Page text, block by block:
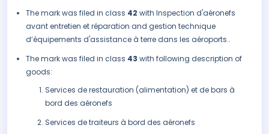
The mark was filed in class 42 with Inspection d'aéronefs
avant entretien et réparation and gestion technique
d’équipements d'assistance à terre dans les aéroports..
The mark was filed in class 43 with following description of
goods:
Services de restauration (alimentation) et de bars à
bord des aéronefs
Services de traiteurs à bord des aéronefs